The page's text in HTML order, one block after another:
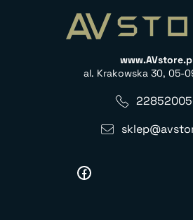
al. Krakowska 30, 05-